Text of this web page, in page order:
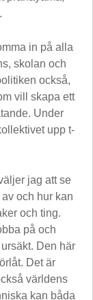
in på alla
skolan och
också,
vill skapa ett
Under
upp t-
jag att se
och hur kan
och ting.
på och
Den här
Det är
världens
kan båda